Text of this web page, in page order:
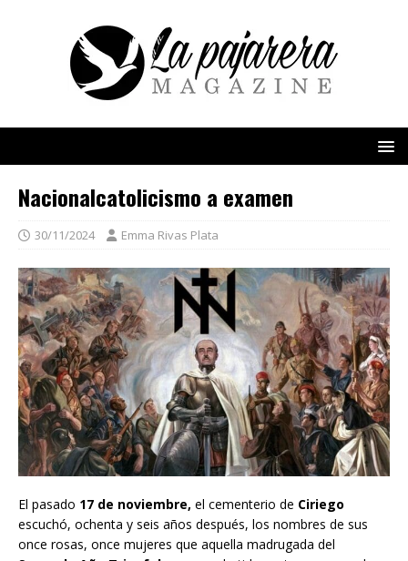
Nacionalcatolicismo a examen
30/11/2024 Emma Rivas Plata
El pasado 17 de noviembre, el cementerio de Ciriego
escuchó, ochenta y seis años después, los nombres de sus
once rosas, once mujeres que aquella madrugada del